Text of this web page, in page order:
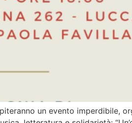
un evento imperdibile,